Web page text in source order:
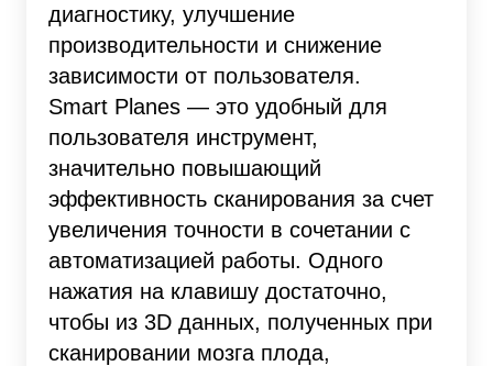
диагностику, улучшение
производительности и снижение
зависимости от пользователя.
Smart Planes — это удобный для
пользователя инструмент,
значительно повышающий
эффективность сканирования за счет
увеличения точности в сочетании с
автоматизацией работы. Одного
нажатия на клавишу достаточно,
чтобы из 3D данных, полученных при
сканировании мозга плода,